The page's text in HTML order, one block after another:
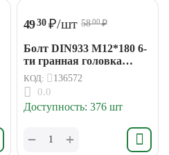
4930 ₽/шт 58 00 ₽
Болт DIN933 М12*180 6-
ти гранная головка
(15кг/97шт)
КОД: 136572
0.0
Доступность: 376 шт
+
−